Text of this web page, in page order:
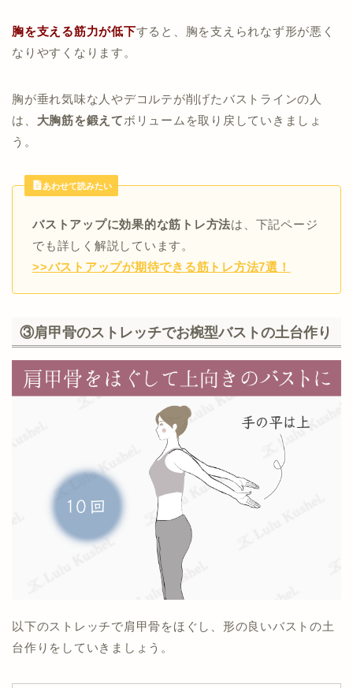
胸を支える筋力が低下すると、胸を支えられなず形が悪く
なりやすくなります。
胸が垂れ気味な人やデコルテが削げたバストラインの人
は、 大胸筋を鍛えてボリュームを取り戻していきましょ
う。
あわせて読みたい
バストアップに効果的な筋トレ方法は、下記ページ
でも詳しく解説しています。
>>バストアップが期待できる筋トレ方法7選！
③肩甲骨のストレッチでお椀型バストの土台作り
以下のストレッチで肩甲骨をほぐし、形の良いバストの土
台作りをしていきましょう。